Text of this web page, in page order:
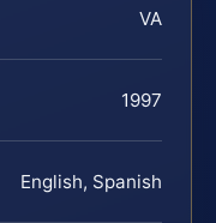
VA
1997
English, Spanish